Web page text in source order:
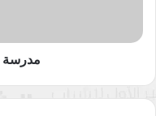
?ref=pages_you_manage
أخبار المجتمع
مدرسة